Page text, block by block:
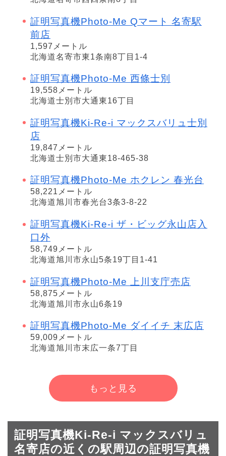
証明写真機Photo-Me Qマート 名寄駅
前店
1,597メートル
北海道名寄市東1条南8丁目1-4
証明写真機Photo-Me 西條士別
19,558メートル
北海道士別市大通東16丁目
証明写真機Ki-Re-i マックスバリュ士別
店
19,847メートル
北海道士別市大通東18-465-38
証明写真機Photo-Me ホクレン 春光台
58,221メートル
北海道旭川市春光台3条3-8-22
証明写真機Ki-Re-i ザ・ビッグ永山店入
口外
58,749メートル
北海道旭川市永山5条19丁目1-41
証明写真機Photo-Me 上川支庁売店
58,875メートル
北海道旭川市永山6条19
証明写真機Photo-Me ダイイチ 末広店
59,009メートル
北海道旭川市末広一条7丁目
もっと見る
証明写真機Ki-Re-i マックスバリュ
名寄店の近くの駅周辺の証明写真機